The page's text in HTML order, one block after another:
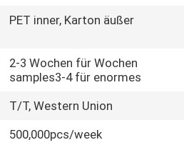
PET inner, Karton äußer
2-3 Wochen für Wochen
samples3-4 für enormes
T/T, Western Union
500,000pcs/week